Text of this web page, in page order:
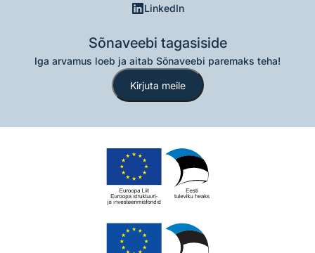
LinkedIn
Sõnaveebi tagasiside
Iga arvamus loeb ja aitab Sõnaveebi paremaks teha!
Kirjuta meile